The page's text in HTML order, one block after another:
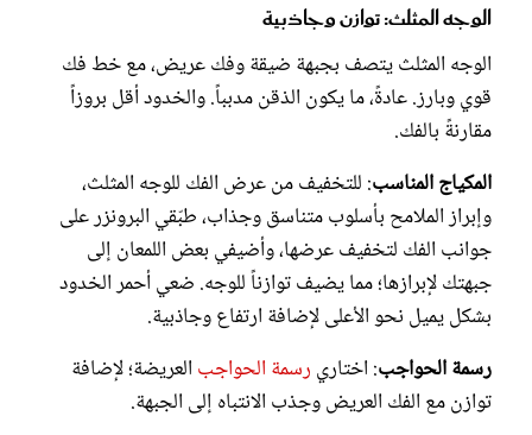
الوجه المثلث: توازن وجاذبية
الوجه المثلث يتصف بجبهة ضيقة وفك عريض، مع خط فك
قوي وبارز. عادةً، ما يكون الذقن مدبباً. والخدود أقل بروزاً
مقارنةً بالفك.
المكياج المناسب: للتخفيف من عرض الفك للوجه المثلث،
وإبراز الملامح بأسلوب متناسق وجذاب، طبّقي البرونزر على
جوانب الفك لتخفيف عرضها، وأضيفي بعض اللمعان إلى
جبهتك لإبرازها؛ مما يضيف توازناً للوجه. ضعي أحمر الخدود
بشكل يميل نحو الأعلى لإضافة ارتفاع وجاذبية.
رسمة الحواجب: اختاري رسمة الحواجب العريضة؛ لإضافة
توازن مع الفك العريض وجذب الانتباه إلى الجبهة.